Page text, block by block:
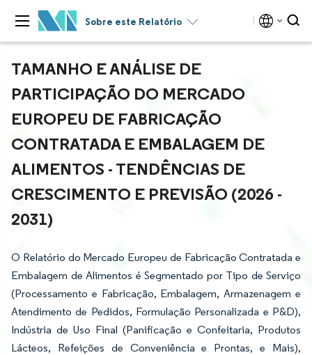
Sobre este Relatório
TAMANHO E ANÁLISE DE
PARTICIPAÇÃO DO MERCADO
EUROPEU DE FABRICAÇÃO
CONTRATADA E EMBALAGEM DE
ALIMENTOS - TENDÊNCIAS DE
CRESCIMENTO E PREVISÃO (2026 -
2031)
O Relatório do Mercado Europeu de Fabricação Contratada e
Embalagem de Alimentos é Segmentado por Tipo de Serviço
(Processamento e Fabricação, Embalagem, Armazenagem e
Atendimento de Pedidos, Formulação Personalizada e P&D),
Indústria de Uso Final (Panificação e Confeitaria, Produtos
Lácteos, Refeições de Conveniência e Prontas, e Mais),